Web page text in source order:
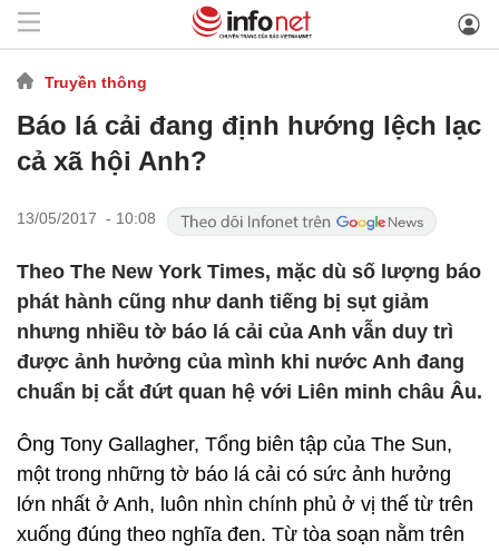
Truyền thông
Báo lá cải đang định hướng lệch lạc
cả xã hội Anh?
13/05/2017 - 10:08
Theo The New York Times, mặc dù số lượng báo
phát hành cũng như danh tiếng bị sụt giảm
nhưng nhiều tờ báo lá cải của Anh vẫn duy trì
được ảnh hưởng của mình khi nước Anh đang
chuẩn bị cắt đứt quan hệ với Liên minh châu Âu.
Ông Tony Gallagher, Tổng biên tập của The Sun,
một trong những tờ báo lá cải có sức ảnh hưởng
lớn nhất ở Anh, luôn nhìn chính phủ ở vị thế từ trên
xuống đúng theo nghĩa đen. Từ tòa soạn nằm trên